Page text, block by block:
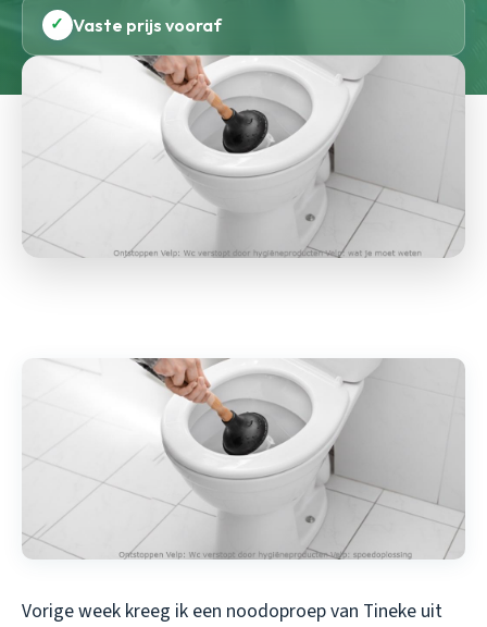
✓ Vaste prijs vooraf
Vorige week kreeg ik een noodoproep van Tineke uit